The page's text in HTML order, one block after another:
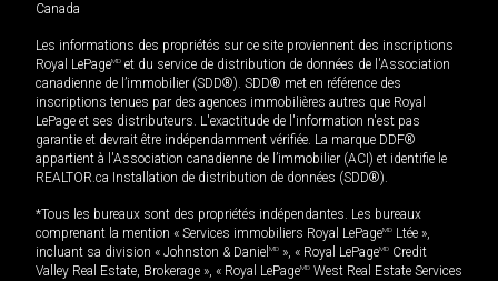
Canada
Les informations des propriétés sur ce site proviennent des inscriptions
Royal LePageMD et du service de distribution de données de l'Association
canadienne de l’immobilier (SDD®). SDD® met en référence des
inscriptions tenues par des agences immobilières autres que Royal
LePage et ses distributeurs. L'exactitude de l'information n'est pas
garantie et devrait être indépendamment vérifiée. La marque DDF®
appartient à l'Association canadienne de l’immobilier (ACI) et identifie le
REALTOR.ca Installation de distribution de données (SDD®).
*Tous les bureaux sont des propriétés indépendantes. Les bureaux
comprenant la mention « Services immobiliers Royal LePageMD Ltée »,
incluant sa division « Johnston & Daniel MD », « Royal LePageMD Credit
Valley Real Estate, Brokerage », « Royal LePageMD West Real Estate Services